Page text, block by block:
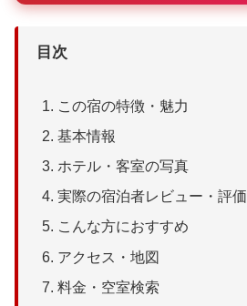
目次
この宿の特徴・魅力
基本情報
ホテル・客室の写真
実際の宿泊者レビュー・評価
こんな方におすすめ
アクセス・地図
料金・空室検索